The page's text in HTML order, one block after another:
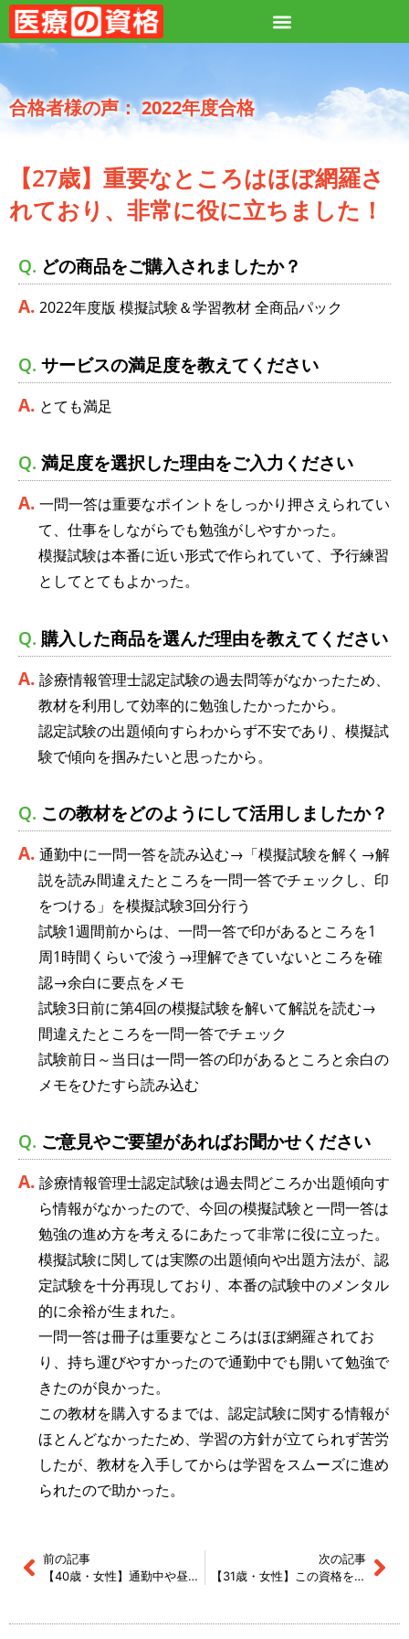
2022年度合格
【27歳】重要なところはほぼ網羅さ
れており、非常に役に立ちました！
どの商品をご購入されましたか？
2022年度版 模擬試験＆学習教材 全商品パック
サービスの満足度を教えてください
とても満足
満足度を選択した理由をご入力ください
一問一答は重要なポイントをしっかり押さえられてい
て、仕事をしながらでも勉強がしやすかった。
模擬試験は本番に近い形式で作られていて、予行練習
としてとてもよかった。
購入した商品を選んだ理由を教えてください
診療情報管理士認定試験の過去問等がなかったため、
教材を利用して効率的に勉強したかったから。
認定試験の出題傾向すらわからず不安であり、模擬試
験で傾向を掴みたいと思ったから。
この教材をどのようにして活用しましたか？
通勤中に一問一答を読み込む→「模擬試験を解く→解
説を読み間違えたところを一問一答でチェックし、印
をつける」を模擬試験3回分行う
試験1週間前からは、一問一答で印があるところを1
周1時間くらいで浚う→理解できていないところを確
認→余白に要点をメモ
試験3日前に第4回の模擬試験を解いて解説を読む→
間違えたところを一問一答でチェック
試験前日～当日は一問一答の印があるところと余白の
メモをひたすら読み込む
ご意見やご要望があればお聞かせください
診療情報管理士認定試験は過去問どころか出題傾向す
ら情報がなかったので、今回の模擬試験と一問一答は
勉強の進め方を考えるにあたって非常に役に立った。
模擬試験に関しては実際の出題傾向や出題方法が、認
定試験を十分再現しており、本番の試験中のメンタル
的に余裕が生まれた。
一問一答は冊子は重要なところはほぼ網羅されてお
り、持ち運びやすかったので通勤中でも開いて勉強で
きたのが良かった。
この教材を購入するまでは、認定試験に関する情報が
ほとんどなかったため、学習の方針が立てられず苦労
したが、教材を入手してからは学習をスムーズに進め
られたので助かった。
前の記事
【40歳・女性】通勤中や昼食中に毎日繰り返し聞いていました。
次の記事
【31歳・女性】この資格を目指している人にオススメしたいと思います！